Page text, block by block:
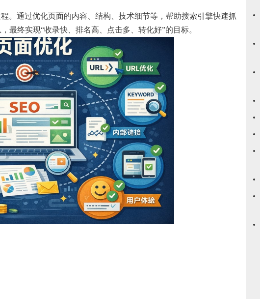
。通过优化页面的内容、结构、技术细节等，帮助搜索引擎快速抓
最终实现“收录快、排名高、点击多、转化好”的目标。